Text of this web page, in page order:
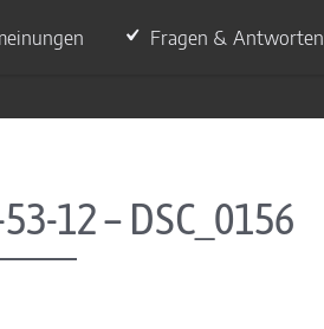
Fragen & Antworten
12 – DSC_0156